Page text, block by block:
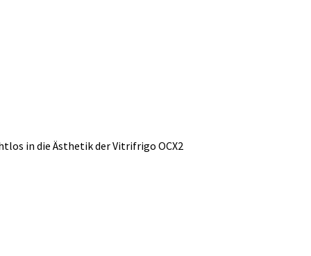
in die Ästhetik der Vitrifrigo OCX2